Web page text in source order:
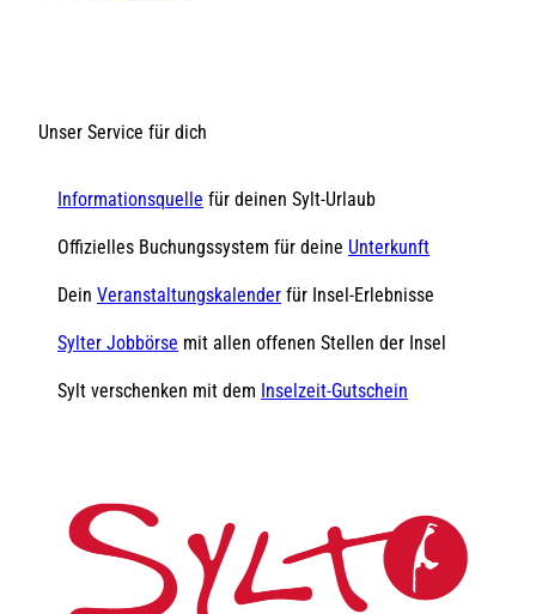
Unser Service für dich
Informationsquelle für deinen Sylt-Urlaub
Offizielles Buchungssystem für deine Unterkunft
Dein Veranstaltungskalender für Insel-Erlebnisse
Sylter Jobbörse mit allen offenen Stellen der Insel
Sylt verschenken mit dem Inselzeit-Gutschein